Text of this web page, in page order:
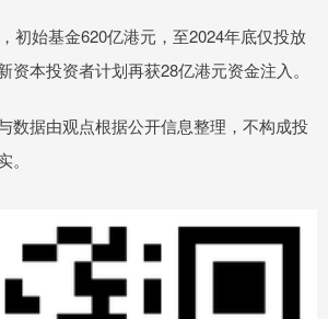
初始基金620亿港元，至2024年底仅投放
资本投资者计划再获28亿港元资金注入。
数据由观点根据公开信息整理，不构成投